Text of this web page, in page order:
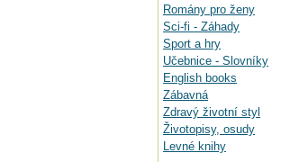
Romány pro ženy
Sci-fi - Záhady
Sport a hry
Učebnice - Slovníky
English books
Zábavná
Zdravý životní styl
Životopisy, osudy
Levné knihy